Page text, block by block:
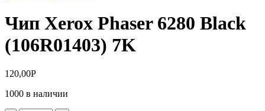
Чип Xerox Phaser 6280 Black
(106R01403) 7K
120,00Р
1000 в наличии